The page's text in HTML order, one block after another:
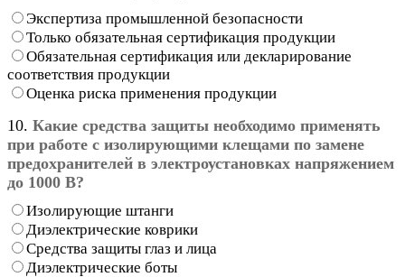
Экспертиза промышленной безопасности
Только обязательная сертификация продукции
Обязательная сертификация или декларирование
соответствия продукции
Оценка риска применения продукции
10. Какие средства защиты необходимо применять
при работе с изолирующими клещами по замене
предохранителей в электроустановках напряжением
до 1000 В?
Изолирующие штанги
Диэлектрические коврики
Средства защиты глаз и лица
Диэлектрические боты